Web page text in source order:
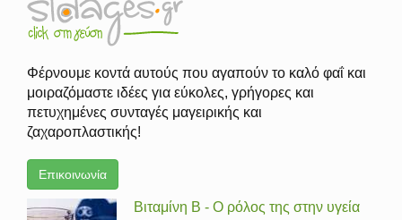
Φέρνουμε κοντά αυτούς που αγαπούν το καλό φαΐ και
μοιραζόμαστε ιδέες για εύκολες, γρήγορες και
πετυχημένες συνταγές μαγειρικής και
ζαχαροπλαστικής!
Επικοινωνία
Βιταμίνη Β - Ο ρόλος της στην υγεία